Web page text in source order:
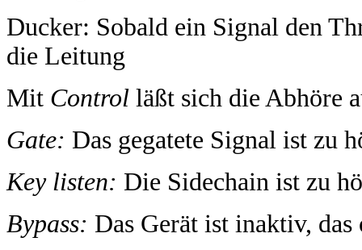
Ducker: Sobald ein Signal den
die Leitung
Mit Control läßt sich die Abhöre
Gate: Das gegatete Signal ist zu
Key listen: Die Sidechain ist zu
Bypass: Das Gerät ist inaktiv,